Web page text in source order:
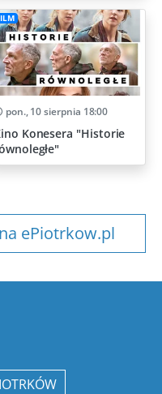
pon., 10 sierpnia 18:00
Konesera "Historie
ePiotrkow.pl